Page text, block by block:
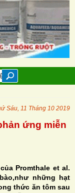
Sáu, 11 Tháng 10 2019
ứng miễn
Promthale et al.
những hạt
thức ăn tôm sau